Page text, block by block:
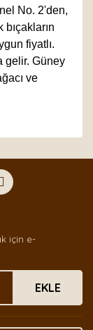
No. 2'den,
fiyatlı.
gelir. Güney
ve
için e-
EKLE